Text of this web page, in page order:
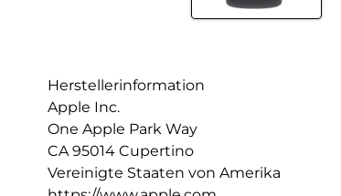
Herstellerinformation
Apple Inc.
One Apple Park Way
CA 95014 Cupertino
Vereinigte Staaten von Amerika